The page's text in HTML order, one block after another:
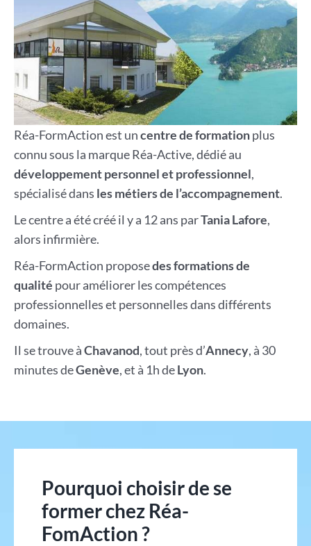
Réa-FormAction est uncentre de formationplus
connu sous la marque Réa-Active, dédié au
développement personnel et professionnel,
spécialisé dans les métiers de l’accompagnement.
Le centre a été créé il y a 12 ans parTania Lafore,
alors infirmière.
Réa-FormAction proposedes formations de
qualité pour améliorer les compétences
professionnelles et personnelles dans différents
domaines.
Il se trouve àChavanod, tout près d’Annecy, à 30
minutes deGenève, et à 1h deLyon.
Pourquoi choisir de se
former chez Réa-
FomAction ?